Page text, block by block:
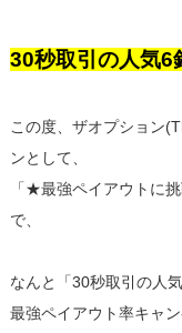
30秒取引の人気6
この度、ザオプション
ンとして、
「★最強ペイアウトに
で、
なんと「30秒取引の人
最強ペイアウト率キャ